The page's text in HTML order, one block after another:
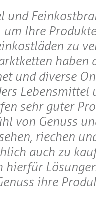
und
um Ihre
zu
haben
und diverse
Lebensmittel
sehr guter
von Genuss
riechen
auch zu
hierfür
ihre